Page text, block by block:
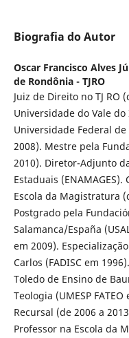
Biografia do Autor
Oscar Francisco Alves
de Rondônia - TJRO
Juiz de Direito no TJ RO
Universidade do Vale
Universidade Federal de
2008). Mestre pela
2010). Diretor-Adjunto
Estaduais
Escola da Magistratura
Postgrado pela
Salamanca/España
em 2009).
Carlos (FADISC em
Toledo de Ensino de
Teologia (UMESP
Recursal (de 2006 a
Professor na Escola da